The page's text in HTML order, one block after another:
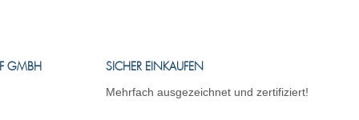
GMBH
SICHER EINKAUFEN
Mehrfach ausgezeichnet und zertifiziert!